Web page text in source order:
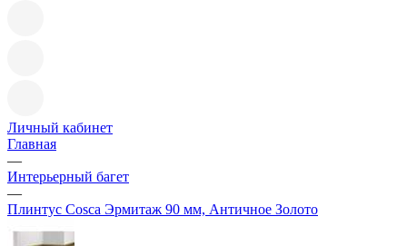
Личный кабинет
Главная
—
Интерьерный багет
—
Плинтус Cosca Эрмитаж 90 мм, Античное Золото